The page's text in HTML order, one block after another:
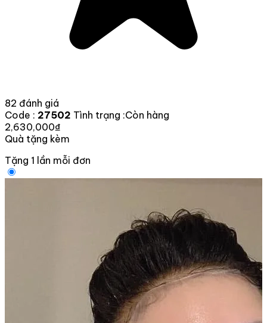
82 đánh giá
Code : 27502 Tình trạng :Còn hàng
2,630,000₫
Quà tặng kèm
Tặng 1 lần mỗi đơn